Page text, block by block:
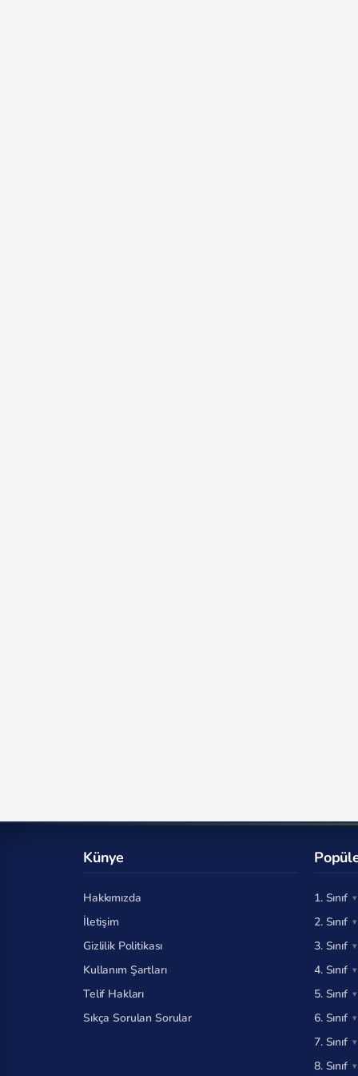
Künye
Hakkımızda
İletişim
Gizlilik Politikası
Kullanım Şartları
Telif Hakları
Sıkça Sorulan Sorular
1. Sınıf
2. Sınıf
3. Sınıf
4. Sınıf
5. Sınıf
6. Sınıf
7. Sınıf
8. Sınıf